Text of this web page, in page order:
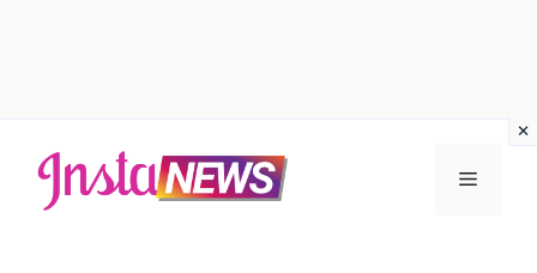
contenuto
Menu